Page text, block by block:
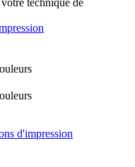
d'impression